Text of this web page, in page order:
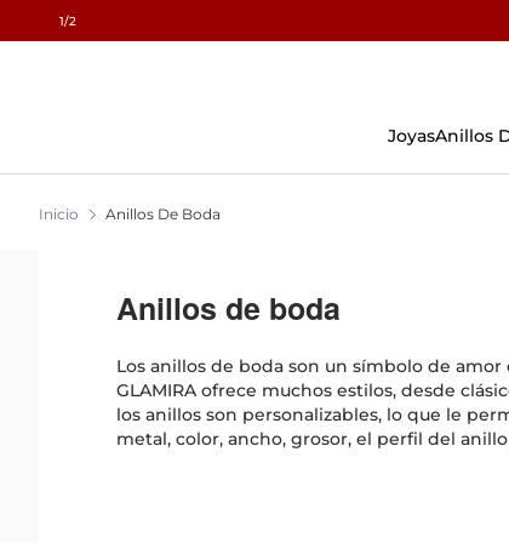
1/2
JoyasAnillos
Inicio Anillos De Boda
Anillos de boda
Los anillos de boda son un símbolo de
GLAMIRA ofrece muchos estilos, desde
los anillos son personalizables, lo que le
metal, color, ancho, grosor, el perfil del